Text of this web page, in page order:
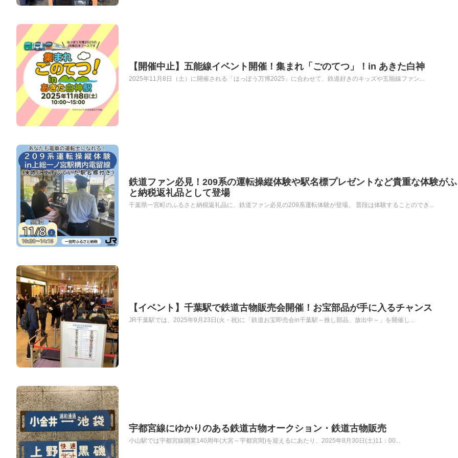
【開催中止】五能線イベント開催！集まれ「ごのてつ」！in あきた白神
2025年11月8日（土）に開催される「はっぽう万博2025」に合わせて、鉄道好きのキッズや五能線ファン...
鉄道ファン必見！209系の運転操縦体験や駅名標プレゼントなど貴重な体験が
と納税返礼品として登場
千葉県一宮町のふるさと納税返礼品に、鉄道ファン必見の209系運転体験が登場。 普段は体験することのでき...
【イベント】千葉駅で鉄道古物販売会開催！お宝部品が手に入るチャンス
JR千葉駅では、2025年9月23日(火・祝)に「鉄道お宝即売会in千葉駅～推し部品、放出中～」を開催し...
宇都宮線にゆかりのある鉄道古物オークション・鉄道古物販売
小山駅では宇都宮線開業140周年(大宮～宇都宮間)を迎えるにあたり、2025年8月30日(土)11：00...